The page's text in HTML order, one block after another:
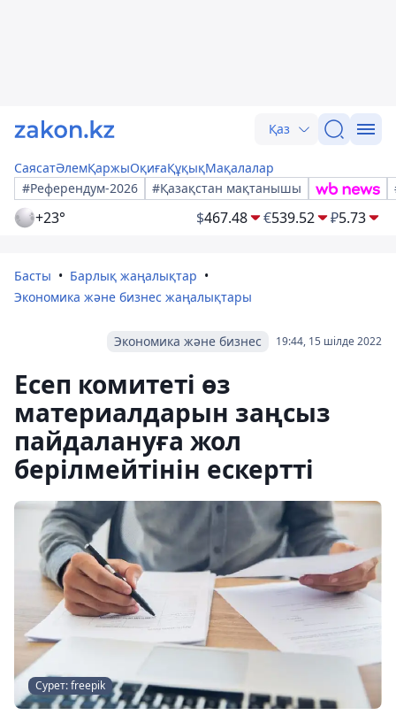
Қаз
СаясатӘлемҚаржыОқиғаҚұқықМақалалар
#Референдум-2026
#Қазақстан мақтанышы
+23° $467.48 €539.52 ₽5.73
Басты
Барлық жаңалықтар
Экономика және бизнес жаңалықтары
19:44, 15 шілде 2022
Экономика және бизнес
Есеп комитеті өз
материалдарын заңсыз
пайдалануға жол
берілмейтінін ескертті
Сурет: freepik